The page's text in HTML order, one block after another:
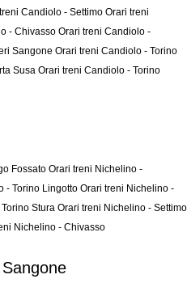
Candiolo - Settimo Orari treni
- Chivasso Orari treni Candiolo -
Sangone Orari treni Candiolo - Torino
Susa Orari treni Candiolo - Torino
Fossato Orari treni Nichelino -
- Torino Lingotto Orari treni Nichelino -
Stura Orari treni Nichelino - Settimo
Nichelino - Chivasso